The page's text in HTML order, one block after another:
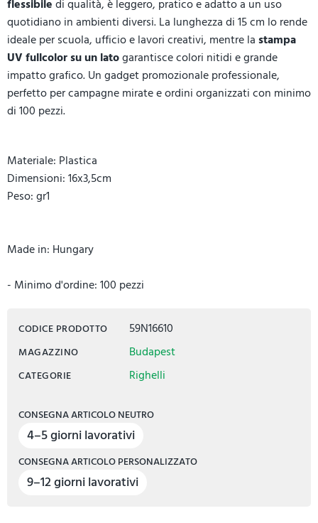
flessibiledi qualità, è leggero, pratico e adatto a un uso
quotidiano in ambienti diversi. La lunghezza di 15 cm lo rende
ideale per scuola, ufficio e lavori creativi, mentre lastampa
UV fullcolor su un latogarantisce colori nitidi e grande
impatto grafico. Un gadget promozionale professionale,
perfetto per campagne mirate e ordini organizzati con minimo
di 100 pezzi.
Materiale: Plastica
Dimensioni: 16x3,5cm
Peso: gr1
Made in: Hungary
- Minimo d'ordine: 100 pezzi
CODICE PRODOTTO 59N16610
MAGAZZINO Budapest
CATEGORIE Righelli
CONSEGNA ARTICOLO NEUTRO
4–5 giorni lavorativi
CONSEGNA ARTICOLO PERSONALIZZATO
9–12 giorni lavorativi